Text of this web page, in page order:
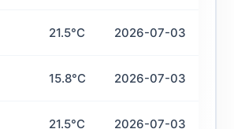
21.5°C 2026-07-03
15.8°C 2026-07-03
21.5°C 2026-07-03